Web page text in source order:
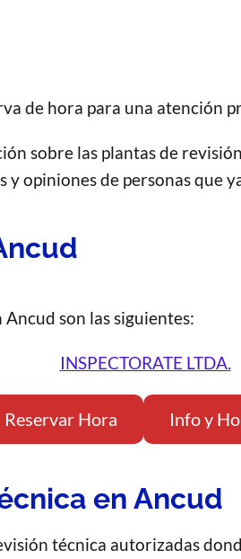
de hora para una atención
sobre las plantas de
opiniones de personas que
son las siguientes:
INSPECTORATE LTDA.
Reservar Hora Info y
en Ancud
técnica autorizadas